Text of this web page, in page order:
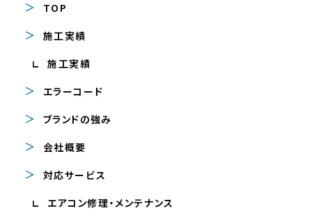
TOP
施工実績
施工実績
エラーコード
ブランドの強み
会社概要
対応サービス
エアコン修理・メンテナンス